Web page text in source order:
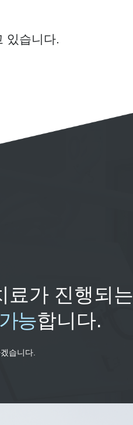
있습니다.
료가 진행되는
가능합니다.
습니다.